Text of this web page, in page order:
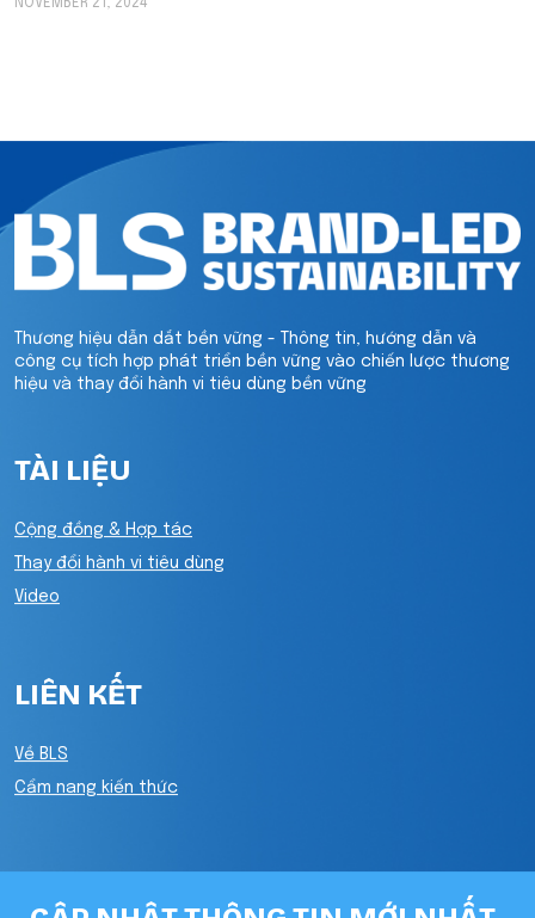
NOVEMBER 21, 2024
Thương hiệu dẫn dắt bền vững - Thông tin, hướng dẫn và
công cụ tích hợp phát triển bền vững vào chiến lược thương
hiệu và thay đổi hành vi tiêu dùng bền vững
TÀI LIỆU
Cộng đồng & Hợp tác
Thay đổi hành vi tiêu dùng
Video
LIÊN KẾT
Về BLS
Cẩm nang kiến thức